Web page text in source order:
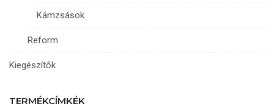
Kámzsások
Reform
Kiegészítők
TERMÉKCÍMKÉK